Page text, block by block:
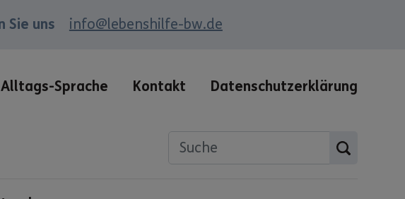
Sie uns info@lebenshilfe-bw.de
Alltags-Sprache Kontakt Datenschutzerklärung